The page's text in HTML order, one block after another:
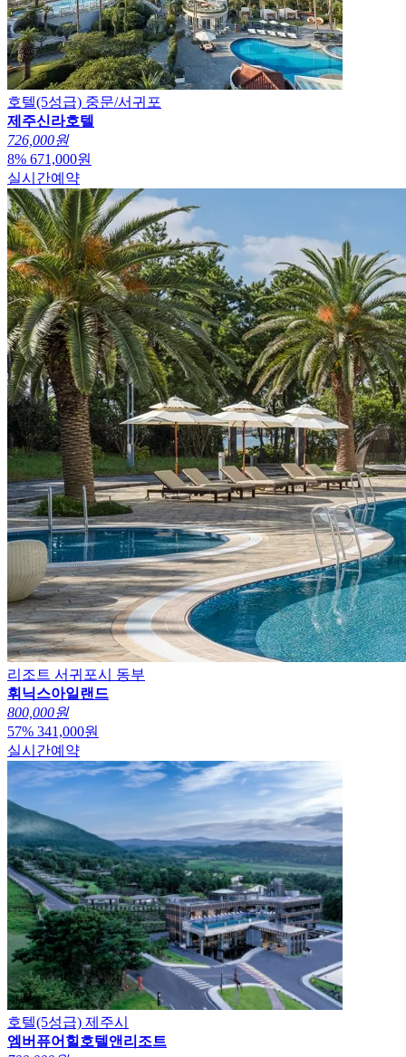
호텔(5성급) 중문/서귀포
제주신라호텔
726,000원
8% 671,000원
실시간예약
리조트 서귀포시 동부
휘닉스아일랜드
800,000원
57% 341,000원
실시간예약
호텔(5성급) 제주시
엠버퓨어힐호텔앤리조트